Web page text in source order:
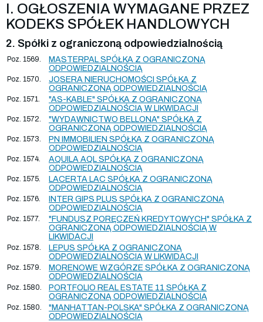
I. OGŁOSZENIA WYMAGANE PRZEZ
KODEKS SPÓŁEK HANDLOWYCH
2. Spółki z ograniczoną odpowiedzialnością
Poz. 1569.
MASTERPAL SPÓŁKA Z OGRANICZONĄ
ODPOWIEDZIALNOŚCIĄ
Poz. 1570.
JOSERA NIERUCHOMOŚCI SPÓŁKA Z
OGRANICZONĄ ODPOWIEDZIALNOŚCIĄ
Poz. 1571.
"AS-KABLE" SPÓŁKA Z OGRANICZONĄ
ODPOWIEDZIALNOŚCIĄ W LIKWIDACJI
Poz. 1572.
"WYDAWNICTWO BELLONA" SPÓŁKA Z
OGRANICZONĄ ODPOWIEDZIALNOŚCIĄ
Poz. 1573.
PN IMMOBILIEN SPÓŁKA Z OGRANICZONĄ
ODPOWIEDZIALNOŚCIĄ
Poz. 1574.
AQUILA AQL SPÓŁKA Z OGRANICZONĄ
ODPOWIEDZIALNOŚCIĄ
Poz. 1575.
LACERTA LAC SPÓŁKA Z OGRANICZONĄ
ODPOWIEDZIALNOŚCIĄ
Poz. 1576.
INTER GIPS PLUS SPÓŁKA Z OGRANICZONĄ
ODPOWIEDZIALNOŚCIĄ
Poz. 1577.
"FUNDUSZ PORĘCZEŃ KREDYTOWYCH" SPÓŁKA Z
OGRANICZONĄ ODPOWIEDZIALNOŚCIĄ W
LIKWIDACJI
Poz. 1578.
LEPUS SPÓŁKA Z OGRANICZONĄ
ODPOWIEDZIALNOŚCIĄ W LIKWIDACJI
Poz. 1579.
MORENOWE WZGÓRZE SPÓŁKA Z OGRANICZONĄ
ODPOWIEDZIALNOŚCIĄ
Poz. 1580.
PORTFOLIO REAL ESTATE 11 SPÓŁKA Z
OGRANICZONĄ ODPOWIEDZIALNOŚCIĄ
Poz. 1580.
"MANHATTAN-POLSKA" SPÓŁKA Z OGRANICZONĄ
ODPOWIEDZIALNOŚCIĄ